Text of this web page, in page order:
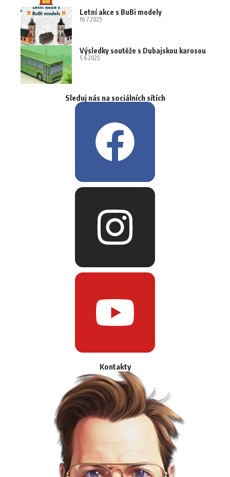
Letní akce s BuBi modely
16.7.2025
Výsledky soutěže s Dubajskou karosou
5.6.2025
Sleduj nás na sociálních sítích
Kontakty